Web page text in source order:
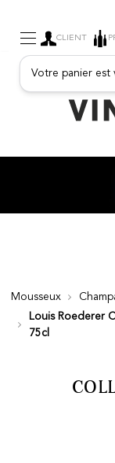
CLIENT
Votre panier est
Mousseux
Louis Roederer
75cl